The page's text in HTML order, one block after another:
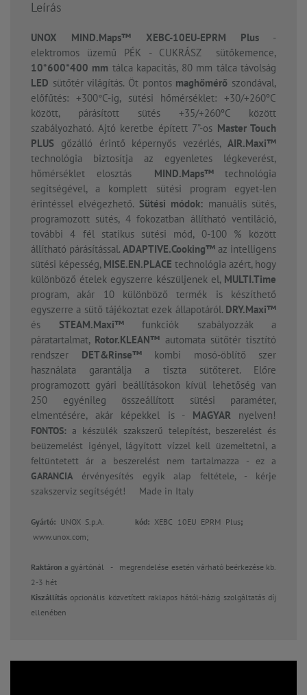
Leírás
UNOX MIND.Maps™ XEBC-10EU-EPRM Plus-
elektromos üzemű PÉK - CUKRÁSZ sütőkemence,
10*600*400 mm tálca kapacitás, 80 mm tálca távolság
LED sütőtér világítás. Öt pontos maghőmérő szondával,
előfűtés: +300°C-ig, sütési hőmérséklet: +30/+260ºC
között, párásított sütés +35/+260ºC között
szabályozható. Ajtó keretbe épített 7”-os Master Touch
PLUS gőzálló érintő képernyős vezérlés, AIR.Maxi™
technológia biztosítja az egyenletes légkeverést,
hőmérséklet elosztás MIND.Maps™technológia
segítségével, a komplett sütési program egyet-len
érintéssel elvégezhető. Sütési módok: manuális sütés,
programozott sütés, 4 fokozatban állítható ventiláció,
további 4 fél statikus sütési mód, 0-100 % között
állítható párásítással. ADAPTIVE.Cooking™ az intelligens
sütési képesség, MISE.EN.PLACE technológia azért, hogy
különböző ételek egyszerre készüljenek el, MULTI.Time
program, akár 10 különböző termék is készíthető
egyszerre a sütő tájékoztat ezek állapotáról. DRY.Maxi™
és STEAM.Maxi™funkciók szabályozzák a
páratartalmat, Rotor.KLEAN™ automata sütőtér tisztító
rendszer DET&Rinse™kombi mosó-öblítő szer
használata garantálja a tiszta sütőteret. Előre
programozott gyári beállításokon kívül lehetőség van
250 egyénileg összeállított sütési paraméter,
elmentésére, akár képekkel is - MAGYAR nyelven!
FONTOS: a készülék szakszerű telepítést, beszerelést és
beüzemelést igényel, lágyított vízzel kell üzemeltetni, a
feltüntetett ár a beszerelést nem tartalmazza - ez a
GARANCIA érvényesítés egyik alap feltétele, - kérje
szakszerviz segítségét! Made in Italy
Gyártó: UNOX S.p.A. kód: XEBC 10EU EPRM Plus;
www.unox.com;
Raktáron a gyártónál -
megrendelése esetén várható beérkezése kb.
2-3 hét
Kiszállítás opcionális közvetített raklapos hától-házig szolgáltatás díj
ellenében